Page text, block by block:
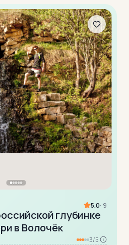
5.0· 9
глубинке
в Волочёк
3/5